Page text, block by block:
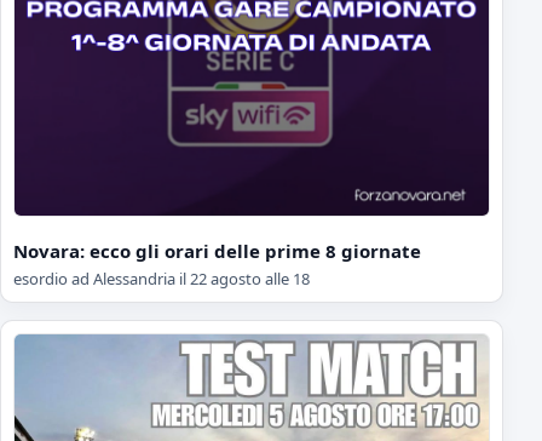
Novara: ecco gli orari delle prime 8 giornate
esordio ad Alessandria il 22 agosto alle 18